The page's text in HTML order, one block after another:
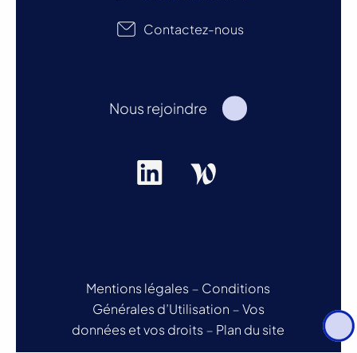
Contactez-nous
Nous rejoindre
Mentions légales – Conditions
Générales d’Utilisation –Vos
données et vos droits – Plan du site